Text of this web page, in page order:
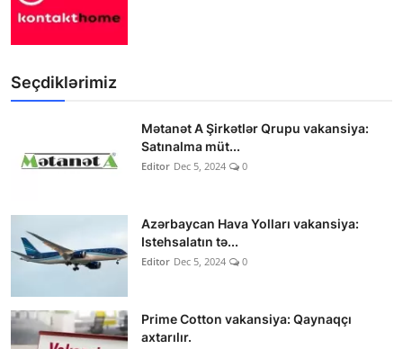
Seçdiklərimiz
Mətanət A Şirkətlər Qrupu vakansiya:
Satınalma müt...
Editor Dec 5, 2024 0
Azərbaycan Hava Yolları vakansiya:
Istehsalatın tə...
Editor Dec 5, 2024 0
Prime Cotton vakansiya: Qaynaqçı
axtarılır.